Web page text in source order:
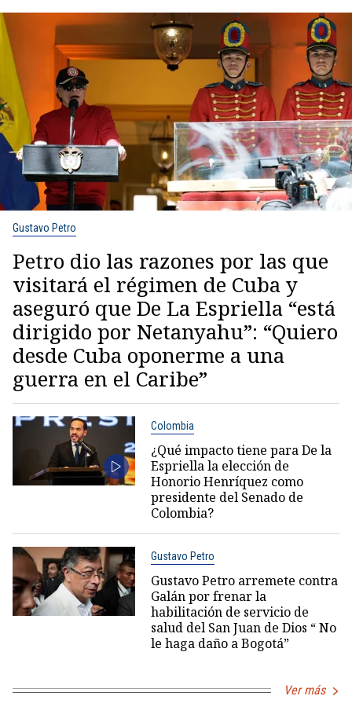
Gustavo Petro
Petro dio las razones por las que
visitará el régimen de Cuba y
aseguró que De La Espriella “está
dirigido por Netanyahu”: “Quiero
desde Cuba oponerme a una
guerra en el Caribe”
Colombia
¿Qué impacto tiene para De la
Espriella la elección de
Honorio Henríquez como
presidente del Senado de
Colombia?
Gustavo Petro
Gustavo Petro arremete contra
Galán por frenar la
habilitación de servicio de
salud del San Juan de Dios “ No
le haga daño a Bogotá”
Ver más